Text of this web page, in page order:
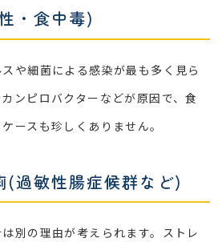
・食中毒)
や細菌による感染が最も多く見ら
ンピロバクターなどが原因で、食
ースも珍しくありません。
(過敏性腸症候群など)
別の理由が考えられます。ストレ